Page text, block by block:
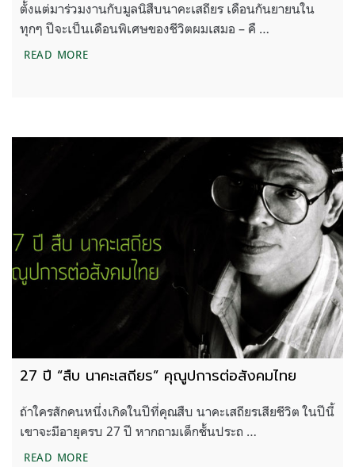
ตั้งแต่มาร่วมงานกับมูลนิสืบนาคะเสถียร เดือนกันยายนใน
ทุกๆ ปีจะเป็นเดือนพิเศษของชีวิตผมเสมอ – คื …
READ MOREแสงเทียนแห่งเดือนกันยา
27 ปี “สืบ นาคะเสถียร” คุณูปการต่อสังคมไทย
ถ้าใครสักคนหนึ่งเกิดในปีที่คุณสืบ นาคะเสถียรเสียชีวิต ในปีนี้
เขาจะมีอายุครบ 27 ปี หากถามเด็กชั้นประถ …
READ MORE27 ปี “สืบ นาคะเสถียร” คุณูปการต่อสังคมไทย